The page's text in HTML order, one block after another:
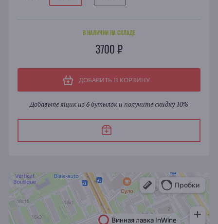
В НАЛИЧИИ НА СКЛАДЕ
3700 ₽
ДОБАВИТЬ В КОРЗИНУ
Добавьте ящик из 6 бутылок и получите скидку 10%